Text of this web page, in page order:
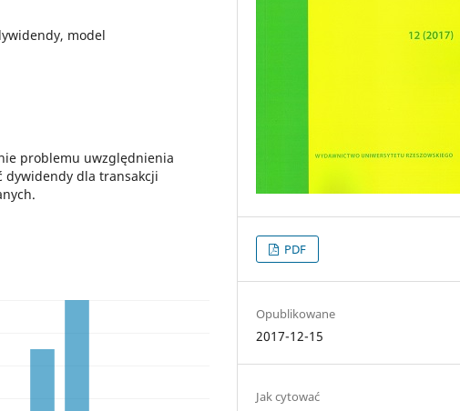
model
problemu uwzględnienia
dywidendy dla transakcji
PDF
Opublikowane
2017-12-15
Jak cytować